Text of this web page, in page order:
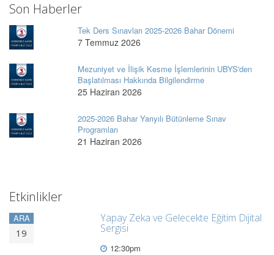
Son Haberler
Tek Ders Sınavları 2025-2026 Bahar Dönemi
7 Temmuz 2026
Mezuniyet ve İlişik Kesme İşlemlerinin UBYS'den
Başlatılması Hakkında Bilgilendirme
25 Haziran 2026
2025-2026 Bahar Yarıyılı Bütünleme Sınav
Programları
21 Haziran 2026
Etkinlikler
ARA
19
Yapay Zeka ve Gelecekte Eğitim Dijital
Sergisi
12:30pm